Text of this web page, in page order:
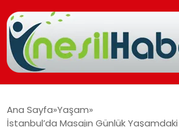
Ana Sayfa Yaşam
İstanbul’da Masajın Günlük